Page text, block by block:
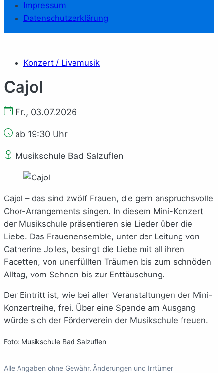
Impressum
Datenschutzerklärung
Konzert / Livemusik
Cajol
Fr., 03.07.2026
ab 19:30 Uhr
Musikschule Bad Salzuflen
Cajol – das sind zwölf Frauen, die gern anspruchsvolle
Chor-Arrangements singen. In diesem Mini-Konzert
der Musikschule präsentieren sie Lieder über die
Liebe. Das Frauenensemble, unter der Leitung von
Catherine Jolles, besingt die Liebe mit all ihren
Facetten, von unerfüllten Träumen bis zum schnöden
Alltag, vom Sehnen bis zur Enttäuschung.
Der Eintritt ist, wie bei allen Veranstaltungen der Mini-
Konzertreihe, frei. Über eine Spende am Ausgang
würde sich der Förderverein der Musikschule freuen.
Foto: Musikschule Bad Salzuflen
Alle Angaben ohne Gewähr. Änderungen und Irrtümer